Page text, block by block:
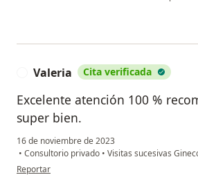
Valeria Cita verificada
Excelente atención 100 %
super bien.
16 de noviembre de 2023
• Consultorio privado • Visitas sucesivas
en opinión del usuario Valeria
Reportar